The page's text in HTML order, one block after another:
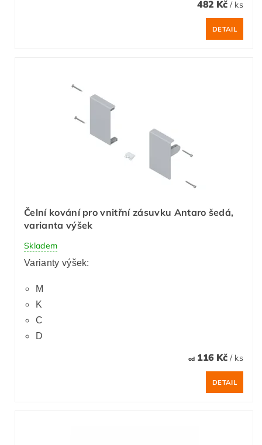
482 Kč / ks
DETAIL
Čelní kování pro vnitřní zásuvku Antaro šedá,
varianta výšek
Skladem
Varianty výšek:
M
K
C
D
od116 Kč / ks
DETAIL